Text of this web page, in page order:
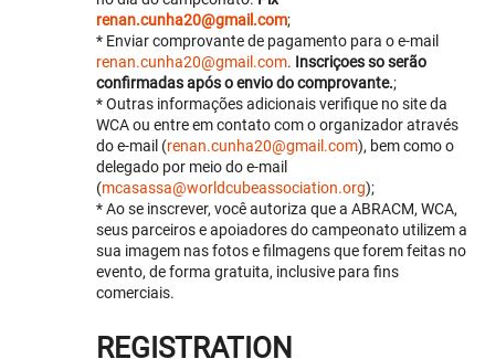
renan.cunha20@gmail.com;
* Enviar comprovante de pagamento para o e-mail
renan.cunha20@gmail.com. Inscriçoes so serão
confirmadas após o envio do comprovante.;
* Outras informações adicionais verifique no site da
WCA ou entre em contato com o organizador através
do e-mail (renan.cunha20@gmail.com), bem como o
delegado por meio do e-mail
(mcasassa@worldcubeassociation.org);
* Ao se inscrever, você autoriza que a ABRACM, WCA,
seus parceiros e apoiadores do campeonato utilizem a
sua imagem nas fotos e filmagens que forem feitas no
evento, de forma gratuita, inclusive para fins
comerciais.
REGISTRATION